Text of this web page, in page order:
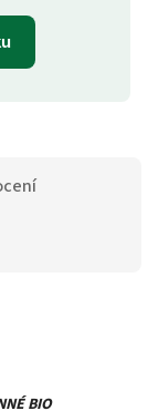
BIO